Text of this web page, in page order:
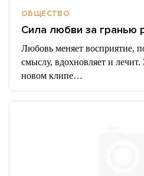
ОБЩЕСТВО
Сила любви за гранью
Любовь меняет восприятие,
смыслу, вдохновляет и
новом клипе…